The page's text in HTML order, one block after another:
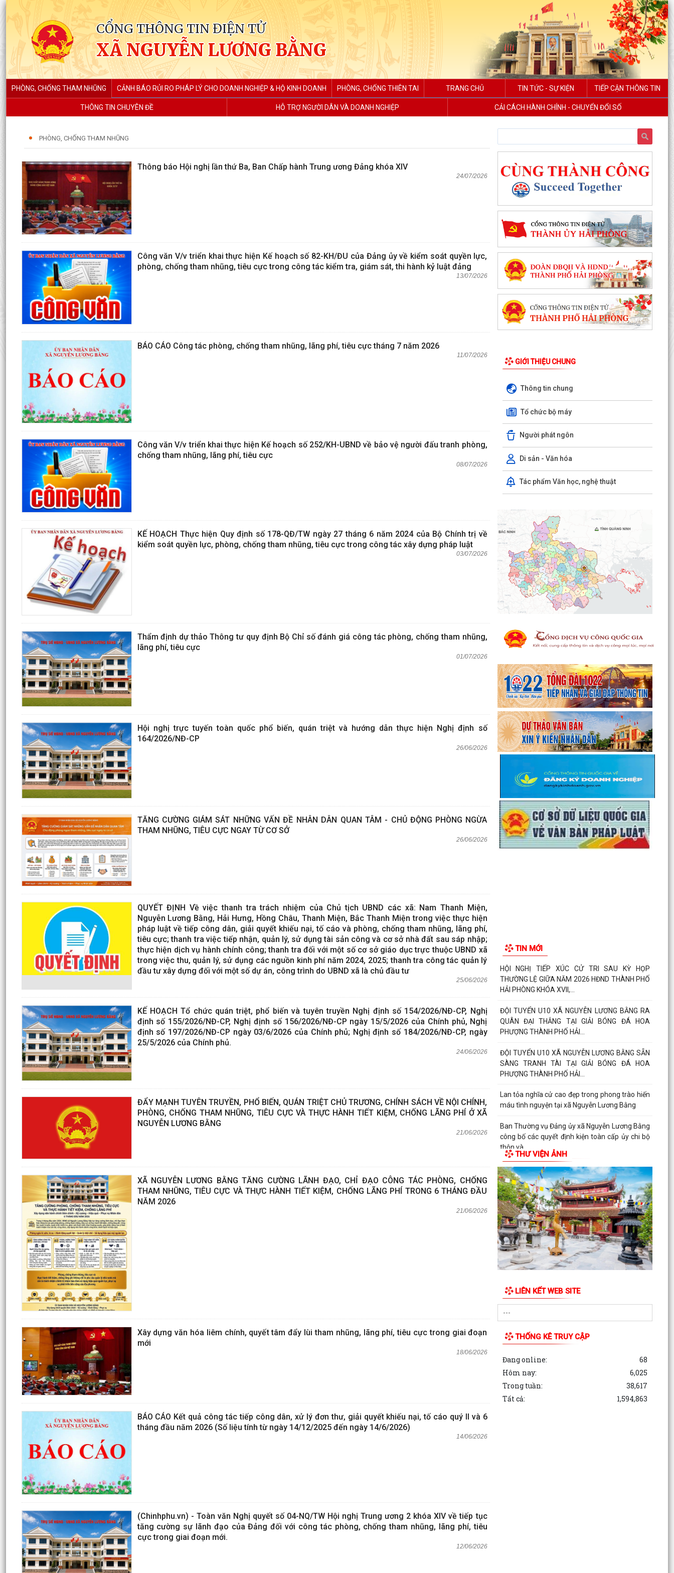
CỔNG THÔNG TIN ĐIỆN TỬ
XÃ NGUYỄN LƯƠNG BẰNG
PHÒNG, CHỐNG THAM NHŨNG CẢNH BÁO RỦI RO PHÁP LÝ CHO DOANH NGHIỆP & HỘ KINH DOANH PHÒNG, CHỐNG THIÊN TAI TRANG CHỦ TIN TỨC - SỰ KIỆN TIẾP CẬN THÔNG TIN
THÔNG TIN CHUYÊN ĐỀ HỖ TRỢ NGƯỜI DÂN VÀ DOANH NGHIỆP CẢI CÁCH HÀNH CHÍNH - CHUYỂN ĐỔI SỐ
PHÒNG, CHỐNG THAM NHŨNG
Thông báo Hội nghị lần thứ Ba, Ban Chấp hành Trung ương Đảng khóa XIV
24/07/2026
Công văn V/v triển khai thực hiện Kế hoạch số 82-KH/ĐU của Đảng ủy về kiểm soát quyền lực,
phòng, chống tham nhũng, tiêu cực trong công tác kiểm tra, giám sát, thi hành kỷ luật đảng
13/07/2026
BÁO CÁO Công tác phòng, chống tham nhũng, lãng phí, tiêu cực tháng 7 năm 2026
11/07/2026
Công văn V/v triển khai thực hiện Kế hoạch số 252/KH-UBND về bảo vệ người đấu tranh phòng,
chống tham nhũng, lãng phí, tiêu cực
08/07/2026
KẾ HOẠCH Thực hiện Quy định số 178-QĐ/TW ngày 27 tháng 6 năm 2024 của Bộ Chính trị về
kiểm soát quyền lực, phòng, chống tham nhũng, tiêu cực trong công tác xây dựng pháp luật
03/07/2026
Thẩm định dự thảo Thông tư quy định Bộ Chỉ số đánh giá công tác phòng, chống tham nhũng,
lãng phí, tiêu cực
01/07/2026
Hội nghị trực tuyến toàn quốc phổ biến, quán triệt và hướng dẫn thực hiện Nghị định số
164/2026/NĐ-CP
26/06/2026
TĂNG CƯỜNG GIÁM SÁT NHỮNG VẤN ĐỀ NHÂN DÂN QUAN TÂM - CHỦ ĐỘNG PHÒNG NGỪA
THAM NHŨNG, TIÊU CỰC NGAY TỪ CƠ SỞ
26/06/2026
QUYẾT ĐỊNH Về việc thanh tra trách nhiệm của Chủ tịch UBND các xã: Nam Thanh Miện,
Nguyễn Lương Bằng, Hải Hưng, Hồng Châu, Thanh Miện, Bắc Thanh Miện trong việc thực hiện
pháp luật về tiếp công dân, giải quyết khiếu nại, tố cáo và phòng, chống tham nhũng, lãng phí,
tiêu cực; thanh tra việc tiếp nhận, quản lý, sử dụng tài sản công và cơ sở nhà đất sau sáp nhập;
thực hiện dịch vụ hành chính công; thanh tra đối với một số cơ sở giáo dục trực thuộc UBND xã
trong việc thu, quản lý, sử dụng các nguồn kinh phí năm 2024, 2025; thanh tra công tác quản lý
đầu tư xây dựng đối với một số dự án, công trình do UBND xã là chủ đầu tư
25/06/2026
KẾ HOẠCH Tổ chức quán triệt, phổ biến và tuyên truyền Nghị định số 154/2026/NĐ-CP, Nghị
định số 155/2026/NĐ-CP, Nghị định số 156/2026/NĐ-CP ngày 15/5/2026 của Chính phủ, Nghị
định số 197/2026/NĐ-CP ngày 03/6/2026 của Chính phủ; Nghị định số 184/2026/NĐ-CP, ngày
25/5/2026 của Chính phủ.
24/06/2026
ĐẨY MẠNH TUYÊN TRUYỀN, PHỔ BIẾN, QUÁN TRIỆT CHỦ TRƯƠNG, CHÍNH SÁCH VỀ NỘI CHÍNH,
PHÒNG, CHỐNG THAM NHŨNG, TIÊU CỰC VÀ THỰC HÀNH TIẾT KIỆM, CHỐNG LÃNG PHÍ Ở XÃ
NGUYỄN LƯƠNG BẰNG
21/06/2026
XÃ NGUYỄN LƯƠNG BẰNG TĂNG CƯỜNG LÃNH ĐẠO, CHỈ ĐẠO CÔNG TÁC PHÒNG, CHỐNG
THAM NHŨNG, TIÊU CỰC VÀ THỰC HÀNH TIẾT KIỆM, CHỐNG LÃNG PHÍ TRONG 6 THÁNG ĐẦU
NĂM 2026
21/06/2026
Xây dựng văn hóa liêm chính, quyết tâm đẩy lùi tham nhũng, lãng phí, tiêu cực trong giai đoạn
mới
18/06/2026
BÁO CÁO Kết quả công tác tiếp công dân, xử lý đơn thư, giải quyết khiếu nại, tố cáo quý II và 6
tháng đầu năm 2026 (Số liệu tính từ ngày 14/12/2025 đến ngày 14/6/2026)
14/06/2026
(Chinhphu.vn) - Toàn văn Nghị quyết số 04-NQ/TW Hội nghị Trung ương 2 khóa XIV về tiếp tục
tăng cường sự lãnh đạo của Đảng đối với công tác phòng, chống tham nhũng, lãng phí, tiêu
cực trong giai đoạn mới.
12/06/2026
GIỚI THIỆU CHUNG
Thông tin chung
Tổ chức bộ máy
Người phát ngôn
Di sản - Văn hóa
Tác phẩm Văn học, nghệ thuật
TIN MỚI
HỘI NGHỊ TIẾP XÚC CỬ TRI SAU KỲ HỌP
THƯỜNG LỆ GIỮA NĂM 2026 HĐND THÀNH PHỐ
HẢI PHÒNG KHÓA XVII,...
ĐỘI TUYỂN U10 XÃ NGUYỄN LƯƠNG BẰNG RA
QUÂN ĐẠI THẮNG TẠI GIẢI BÓNG ĐÁ HOA
PHƯỢNG THÀNH PHỐ HẢI...
ĐỘI TUYỂN U10 XÃ NGUYỄN LƯƠNG BẰNG SẴN
SÀNG TRANH TÀI TẠI GIẢI BÓNG ĐÁ HOA
PHƯỢNG THÀNH PHỐ HẢI...
Lan tỏa nghĩa cử cao đẹp trong phong trào hiến
máu tình nguyện tại xã Nguyễn Lương Bằng
Ban Thường vụ Đảng ủy xã Nguyễn Lương Bằng
công bố các quyết định kiện toàn cấp ủy chi bộ
thôn và...
BAN CHỈ HUY QUÂN SỰ XÃ NGUYỄN LƯƠNG
BẰNG TỔ CHỨC HỘI NGHỊ TRAO TẶNG HUÂN
CHƯƠNG CHIẾN CÔNG HẠNG BA...
THƯ VIỆN ẢNH
LIÊN KẾT WEB SITE
THỐNG KÊ TRUY CẬP
Đang online:
68
Hôm nay:
6,025
Trong tuần:
38,617
Tất cả:
1,594,863